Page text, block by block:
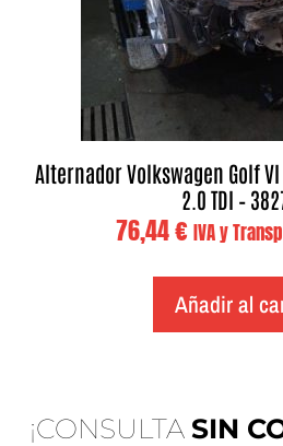
Alternador Volkswagen Golf
2.0 TDI –
76,44€ IVA y
Añadir al
¡CONSULTA SIN